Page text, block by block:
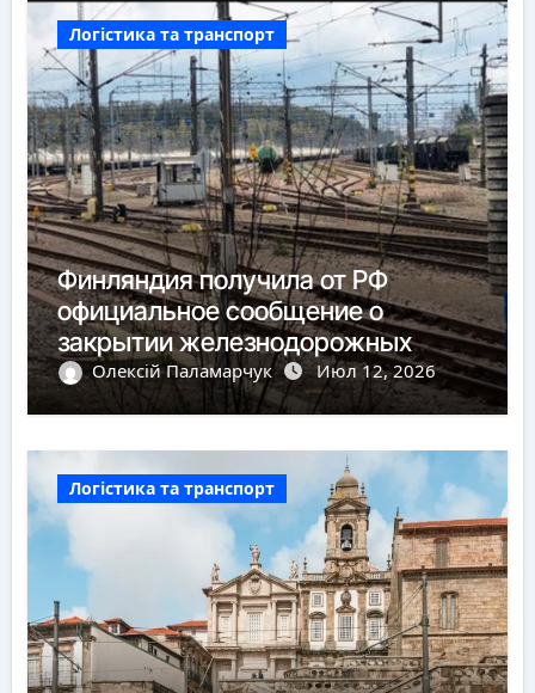
Логістика та транспорт
Финляндия получила от РФ
официальное сообщение о
закрытии железнодорожных
пунктов пропуска
Олексій Паламарчук Июл 12, 2026
Логістика та транспорт